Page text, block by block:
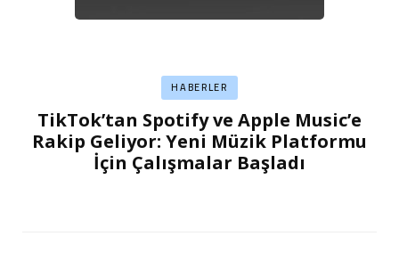
HABERLER
TikTok’tan Spotify ve Apple Music’e
Rakip Geliyor: Yeni Müzik Platformu
İçin Çalışmalar Başladı